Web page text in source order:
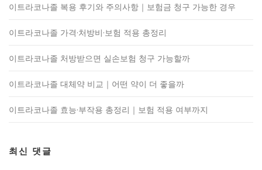
이트라코나졸 복용 후기와 주의사항｜보험금 청구 가능한 경우
이트라코나졸 가격·처방비·보험 적용 총정리
이트라코나졸 처방받으면 실손보험 청구 가능할까
이트라코나졸 대체약 비교｜어떤 약이 더 좋을까
이트라코나졸 효능·부작용 총정리｜보험 적용 여부까지
최신 댓글